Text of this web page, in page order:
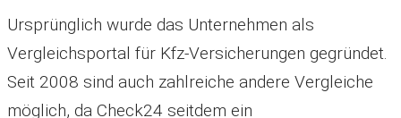
Ursprünglich wurde das Unternehmen als
Vergleichsportal für Kfz-Versicherungen gegründet.
Seit 2008 sind auch zahlreiche andere Vergleiche
möglich, da Check24 seitdem ein